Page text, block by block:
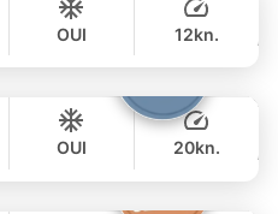
JOURNÉE
฿ 235,400
OUI 12kn.
JOURNÉE
OUI 20kn.